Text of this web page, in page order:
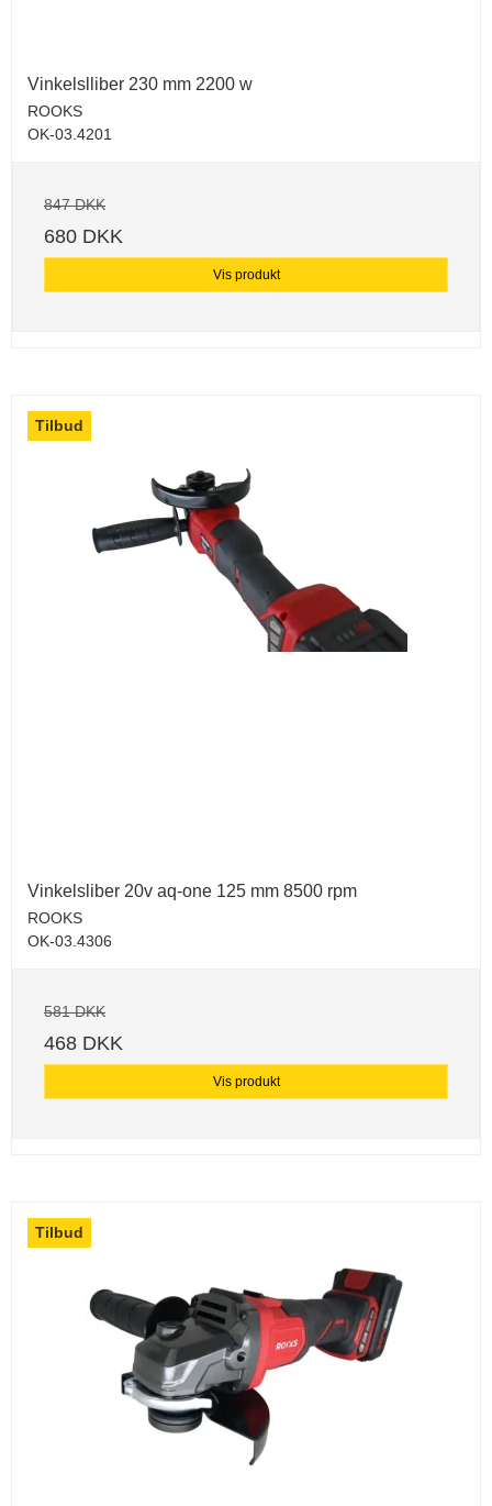
Vinkelslliber 230 mm 2200 w
ROOKS
OK-03.4201
847 DKK
680 DKK
Vis produkt
Tilbud
Vinkelsliber 20v aq-one 125 mm 8500 rpm
ROOKS
OK-03.4306
581 DKK
468 DKK
Vis produkt
Tilbud